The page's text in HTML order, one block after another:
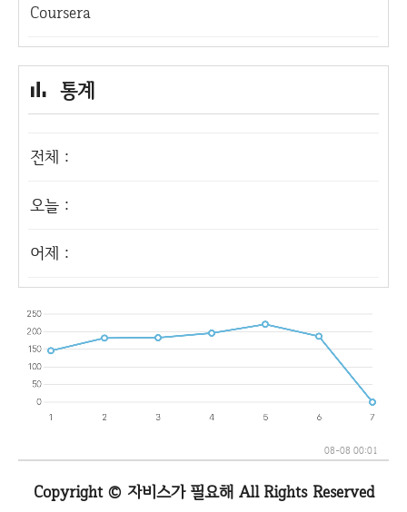
Coursera
통계
전체 :
오늘 :
어제 :
08-08 00:01
Copyright © 자비스가 필요해 All Rights Reserved